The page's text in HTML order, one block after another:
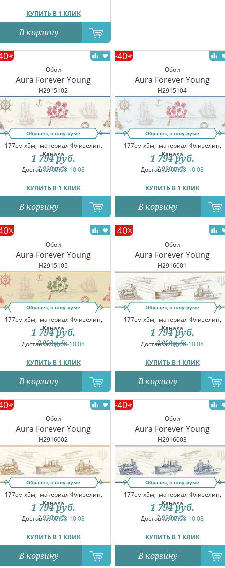
КУПИТЬ В 1 КЛИК
В корзину
Обои
Aura Forever Young
H2915102
%
Образец в шоу-руме
177см x5м, материал Флизелин,
Канада
Доставка:09.08-10.08
КУПИТЬ В 1 КЛИК
2 990руб.
1 794 руб.
В корзину
Обои
Aura Forever Young
H2915104
-40%
Образец в шоу-руме
177см x5м, материал Флизелин,
Канада
Доставка:09.08-10.08
КУПИТЬ В 1 КЛИК
2 990руб.
1 794 руб.
В корзину
Обои
Aura Forever Young
H2915105
%
Образец в шоу-руме
177см x5м, материал Флизелин,
Канада
Доставка:09.08-10.08
КУПИТЬ В 1 КЛИК
2 990руб.
1 794 руб.
В корзину
Обои
Aura Forever Young
H2916001
-40%
Образец в шоу-руме
177см x5м, материал Флизелин,
Канада
Доставка:09.08-10.08
КУПИТЬ В 1 КЛИК
2 990руб.
1 794 руб.
В корзину
Обои
Aura Forever Young
H2916002
%
Образец в шоу-руме
177см x5м, материал Флизелин,
Канада
Доставка:09.08-10.08
КУПИТЬ В 1 КЛИК
2 990руб.
1 794 руб.
В корзину
Обои
Aura Forever Young
H2916003
-40%
Образец в шоу-руме
177см x5м, материал Флизелин,
Канада
Доставка:09.08-10.08
КУПИТЬ В 1 КЛИК
2 990руб.
1 794 руб.
В корзину